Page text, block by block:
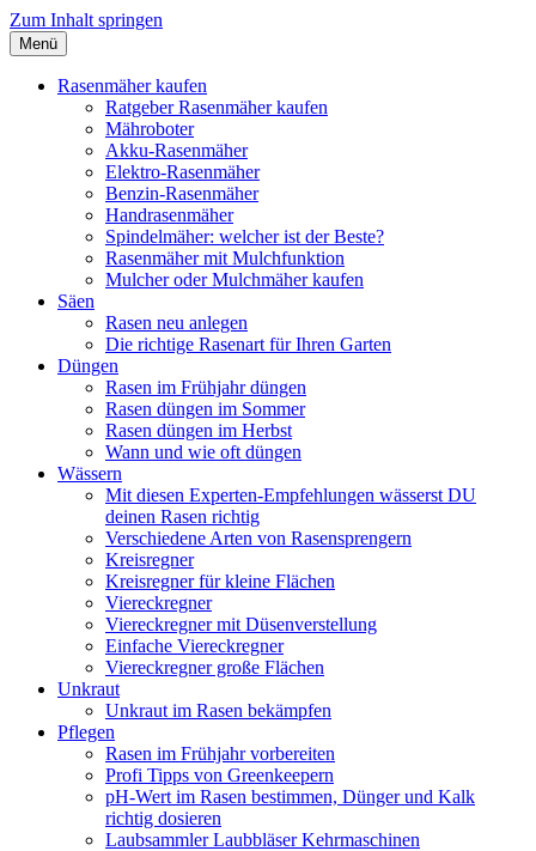
Zum Inhalt springen
Rasen richtig pflegen
Menü
Rasenmäher kaufen
Ratgeber Rasenmäher kaufen
Mähroboter
Akku-Rasenmäher
Elektro-Rasenmäher
Benzin-Rasenmäher
Handrasenmäher
Spindelmäher: welcher ist der Beste?
Rasenmäher mit Mulchfunktion
Mulcher oder Mulchmäher kaufen
Säen
Rasen neu anlegen
Die richtige Rasenart für Ihren Garten
Düngen
Rasen im Frühjahr düngen
Rasen düngen im Sommer
Rasen düngen im Herbst
Wann und wie oft düngen
Wässern
Mit diesen Experten-Empfehlungen wässerst DU
deinen Rasen richtig
Verschiedene Arten von Rasen­sprengern
Kreisregner
Kreisregner für kleine Flächen
Viereckregner
Viereckregner mit Düsenverstellung
Einfache Viereckregner
Viereckregner große Flächen
Unkraut
Unkraut im Rasen bekämpfen
Pflegen
Rasen im Frühjahr vorbereiten
Profi Tipps von Greenkeepern
pH-Wert im Rasen bestimmen, Dünger und Kalk
richtig dosieren
Laubsammler Laubbläser Kehrmaschinen